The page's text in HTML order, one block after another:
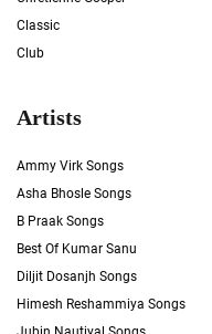
Classic
Club
Artists
Ammy Virk Songs
Asha Bhosle Songs
B Praak Songs
Best Of Kumar Sanu
Diljit Dosanjh Songs
Himesh Reshammiya Songs